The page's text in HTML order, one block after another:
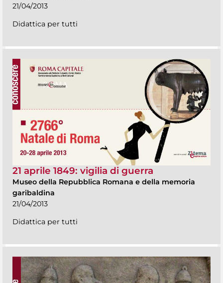
21/04/2013
Didattica per tutti
21 aprile 1849: vigilia di guerra
Museo della Repubblica Romana e della memoria
garibaldina
21/04/2013
Didattica per tutti